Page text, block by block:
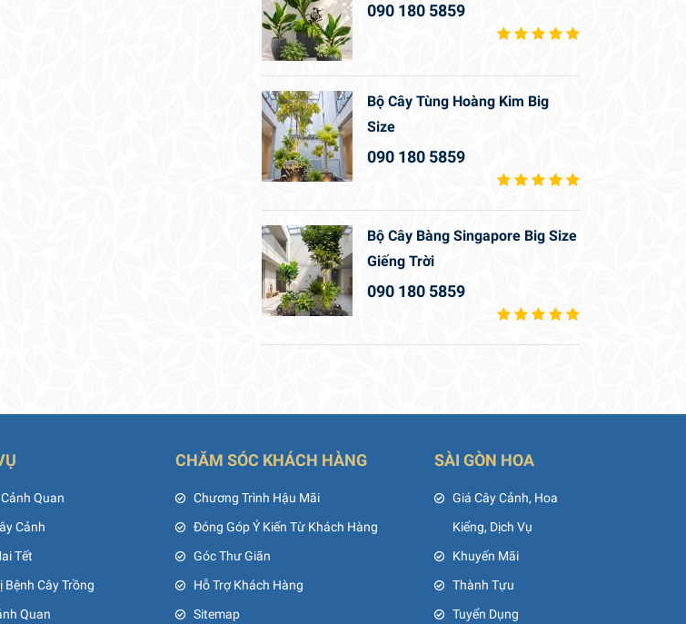
090 180 5859
Bộ Cây Tùng Hoàng Kim Big
Size
090 180 5859
Bộ Cây Bàng Singapore Big Size
Giếng Trời
090 180 5859
Quan
Cảnh
Tết
Bệnh Cây Trồng
Quan
CHĂM SÓC KHÁCH HÀNG
Chương Trình Hậu Mãi
Đóng Góp Ý Kiến Từ Khách Hàng
Góc Thư Giãn
Hỗ Trợ Khách Hàng
Sitemap
SÀI GÒN HOA
Giá Cây Cảnh, Hoa
Kiểng, Dịch Vụ
Khuyến Mãi
Thành Tựu
Tuyển Dụng